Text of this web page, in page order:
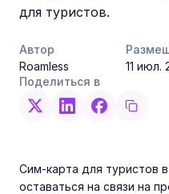
для туристов.
Автор
Roamless
11 июл.
Поделиться в
Сим-карта для туристов
оставаться на связи на